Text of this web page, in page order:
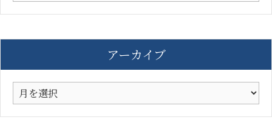
ゴ
アーカイブ
ー
カ